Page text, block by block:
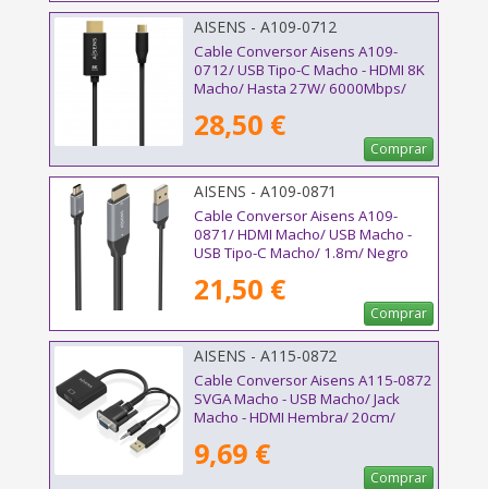
AISENS - A109-0712
Cable Conversor Aisens A109-
0712/ USB Tipo-C Macho - HDMI 8K
Macho/ Hasta 27W/ 6000Mbps/
28,50 €
Comprar
AISENS - A109-0871
Cable Conversor Aisens A109-
0871/ HDMI Macho/ USB Macho -
USB Tipo-C Macho/ 1.8m/ Negro
21,50 €
Comprar
AISENS - A115-0872
Cable Conversor Aisens A115-0872
SVGA Macho - USB Macho/ Jack
Macho - HDMI Hembra/ 20cm/
9,69 €
Comprar